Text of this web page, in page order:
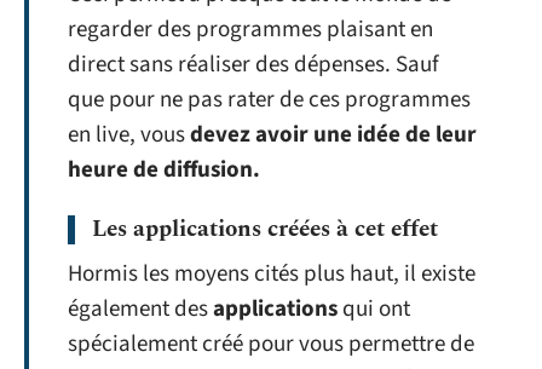
regarder des programmes plaisant en
direct sans réaliser des dépenses. Sauf
que pour ne pas rater de ces programmes
en live, vousdevez avoir une idée de leur
heure de diffusion.
Les applications créées à cet effet
Hormis les moyens cités plus haut, il existe
également desapplicationsqui ont
spécialement créé pour vous permettre de